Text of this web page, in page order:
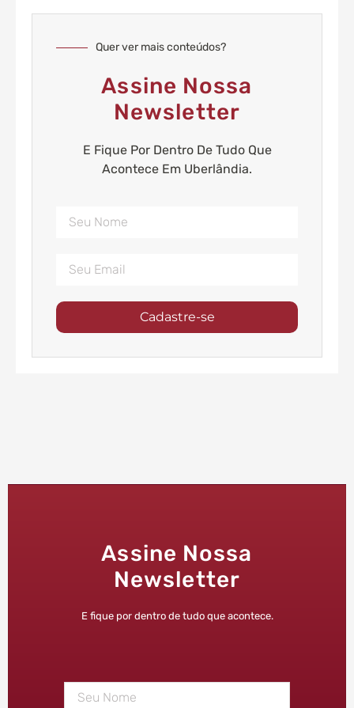
Quer ver mais conteúdos?
Assine Nossa
Newsletter
E Fique Por Dentro De Tudo Que
Acontece Em Uberlândia.
Cadastre-se
Assine Nossa
Newsletter
E fique por dentro de tudo que acontece.